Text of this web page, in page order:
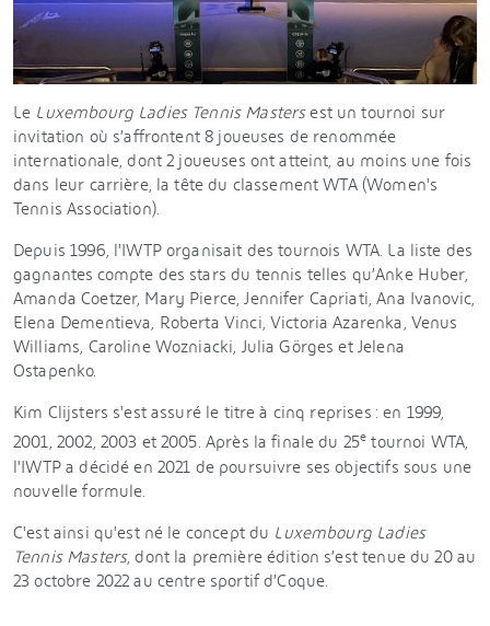
Le Luxembourg Ladies Tennis Mastersest un tournoi sur
invitation où s’affrontent 8 joueuses de renommée
internationale, dont 2 joueuses ont atteint, au moins une fois
dans leur carrière, la tête du classement WTA (Women's
Tennis Association).
Depuis 1996, l'IWTP organisait des tournois WTA. La liste des
gagnantes compte des stars du tennis telles qu’Anke Huber,
Amanda Coetzer, Mary Pierce, Jennifer Capriati, Ana Ivanovic,
Elena Dementieva, Roberta Vinci, Victoria Azarenka, Venus
Williams, Caroline Wozniacki, Julia Görges et Jelena
Ostapenko.
Kim Clijsters s'est assuré le titre à cinq reprises : en 1999,
2001, 2002, 2003 et 2005. Après la finale du 25e tournoi WTA,
l'IWTP a décidé en 2021 de poursuivre ses objectifs sous une
nouvelle formule.
C'est ainsi qu'est né le concept du Luxembourg Ladies
Tennis Masters, dont la première édition s’est tenue du 20 au
23 octobre 2022 au centre sportif d’Coque.